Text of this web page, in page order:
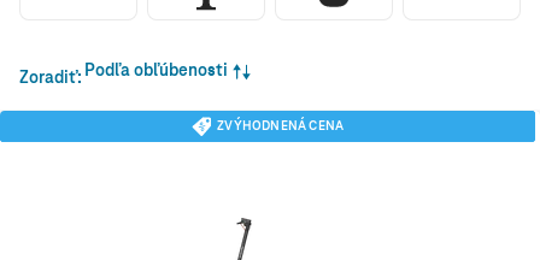
Zoradiť Podľa obľúbenosti
ZVÝHODNENÁ CENA